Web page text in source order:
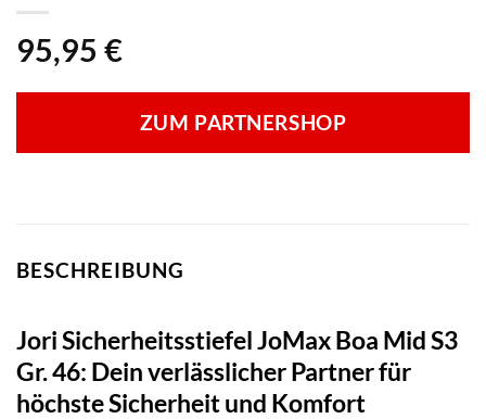
95,95 €
ZUM PARTNERSHOP
BESCHREIBUNG
Jori Sicherheitsstiefel JoMax Boa Mid S3
Gr. 46: Dein verlässlicher Partner für
höchste Sicherheit und Komfort